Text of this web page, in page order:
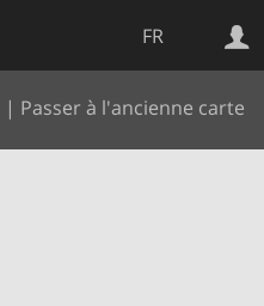
FR
| Passer à l'ancienne carte